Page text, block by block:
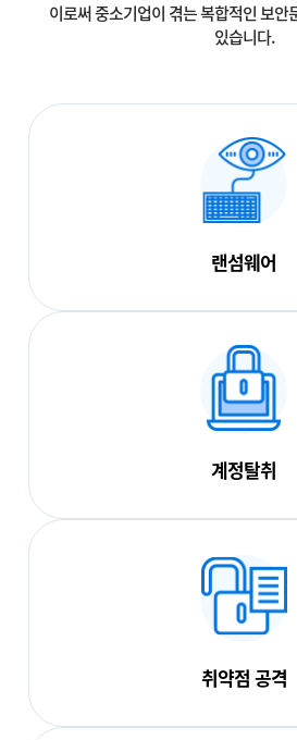
이로써 중소기업이 겪는 복합적인 보안
있습니다.
랜섬웨어
계정탈취
취약점 공격